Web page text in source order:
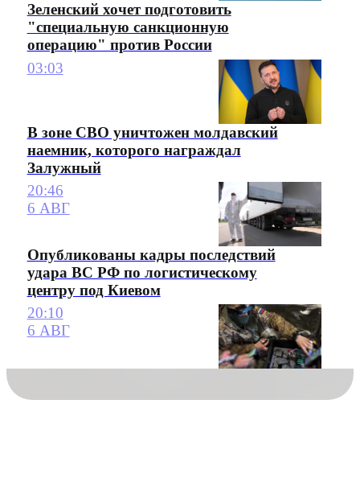
Зеленский хочет подготовить
"специальную санкционную
операцию" против России
03:03
В зоне СВО уничтожен молдавский
наемник, которого награждал
Залужный
20:46
6 АВГ
Опубликованы кадры последствий
удара ВС РФ по логистическому
центру под Киевом
20:10
6 АВГ